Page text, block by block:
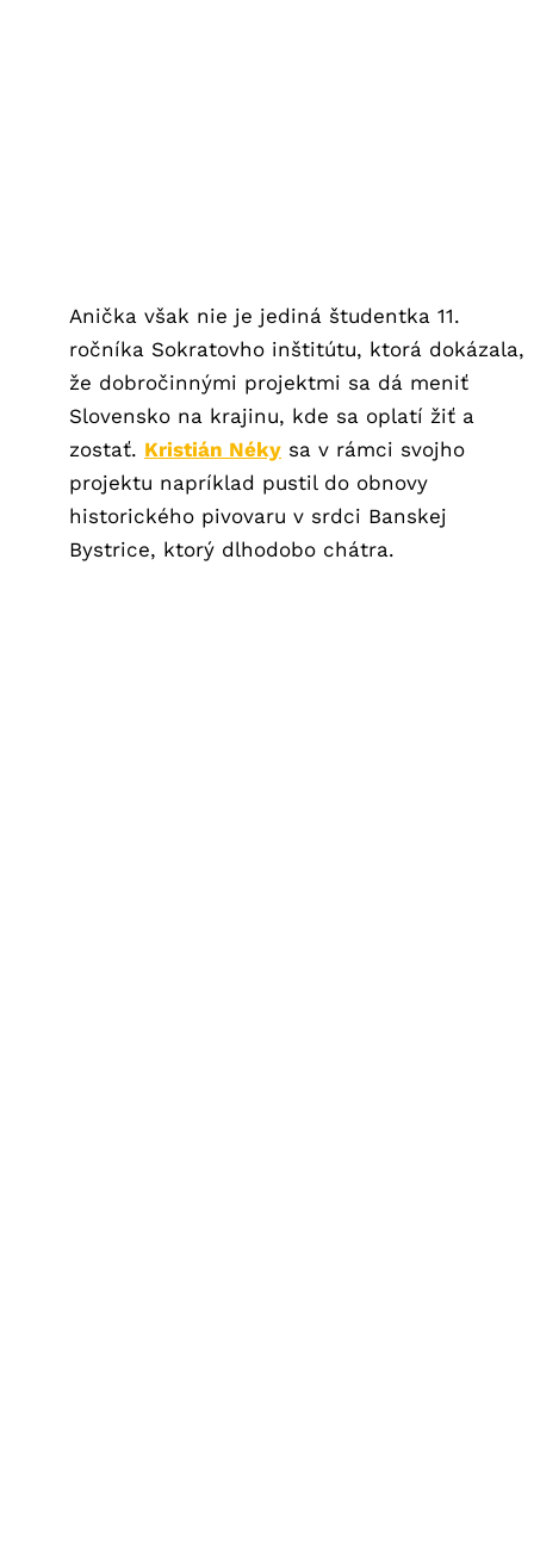
Anička však nie je jediná študentka 11.
ročníka Sokratovho inštitútu, ktorá dokázala,
že dobročinnými projektmi sa dá meniť
Slovensko na krajinu, kde sa oplatí žiť a
zostať. Kristián Néky sa v rámci svojho
projektu napríklad pustil do obnovy
historického pivovaru v srdci Banskej
Bystrice, ktorý dlhodobo chátra.